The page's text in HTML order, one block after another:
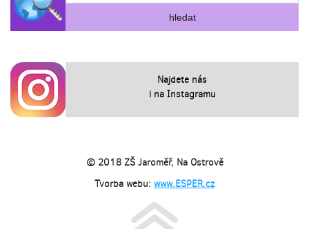
Najdete nás
i na Instagramu
© 2018 ZŠ Jaroměř, Na Ostrově
Tvorba webu: www.ESPER.cz